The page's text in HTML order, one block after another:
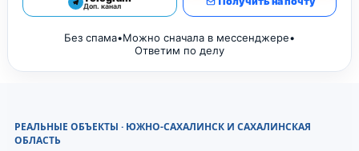
Доп. канал
Без спама•Можно сначала в мессенджере•
Ответим по делу
РЕАЛЬНЫЕ ОБЪЕКТЫ · ЮЖНО-САХАЛИНСК И САХАЛИНСКАЯ
ОБЛАСТЬ